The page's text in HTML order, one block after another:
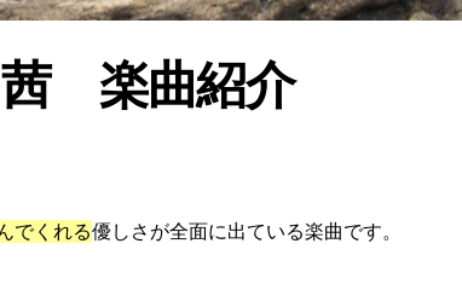
楽曲紹介
でくれる優しさが全面に出ている楽曲です。